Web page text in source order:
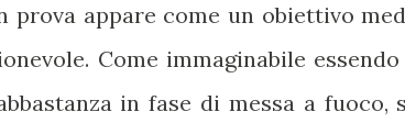
prova appare come un obiettivo
Come immaginabile
in fase di messa a fuoco,